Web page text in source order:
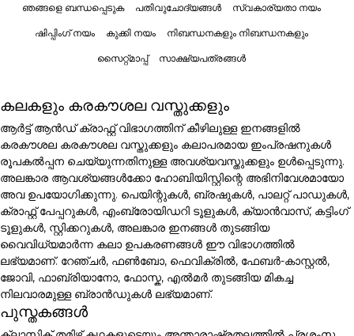
ഞങ്ങളെ ബന്ധപ്പെടുക പതിവുചോദ്യങ്ങൾ സ്വകാര്യതാ നയം
ഷിപ്പിംഗ് നയം കുക്കി നയം നിബന്ധനകളും നിബന്ധനകളും
സൈറ്റ്മാപ്പ് സാക്ഷ്യപത്രങ്ങൾ
കലകളും കരകൗശല വസ്തുക്കളും
ആർട്ട് ആൻഡ് ക്രാഫ്റ്റ് വിഭാഗത്തിന് കീഴിലുള്ള ഇനങ്ങളിൽ
കരകൗശല കരകൗശല വസ്തുക്കളും കലാപരമായ ഇംപ്രഷനുകൾ
രൂപകൽപ്പന ചെയ്യുന്നതിനുള്ള അവശ്യവസ്തുക്കളും ഉൾപ്പെടുന്നു.
അലങ്കാര ആവശ്യങ്ങൾക്കോ ഹോബിയിസ്റ്റിന്റെ അഭിനിവേശമായോ
അവ ഉപയോഗിക്കുന്നു. പെയിന്റുകൾ, ബ്രഷുകൾ, പാലറ്റ് പാഡുകൾ,
ക്രാഫ്റ്റ് പേപ്പറുകൾ, എംബ്രോയിഡറി ടൂളുകൾ, ക്യാൻവാസ്, കട്ടിംഗ്
ടൂളുകൾ, സ്റ്റിക്കറുകൾ, അലങ്കാര ഇനങ്ങൾ തുടങ്ങിയ
വൈവിധ്യമാർന്ന കലാ ഉപകരണങ്ങൾ ഈ വിഭാഗത്തിൽ
ലഭ്യമാണ്. റേഞ്ചർ, ഫൺബോ, ഫെവിക്രിൽ, ഫേബർ-കാസ്റ്റൽ,
ജോവി, ഫാബ്രിയാനോ, ഫോസ്ക, എൽമർ തുടങ്ങിയ മികച്ച
നിലവാരമുള്ള ബ്രാൻഡുകൾ ലഭ്യമാണ്.
പുസ്തകങ്ങൾ